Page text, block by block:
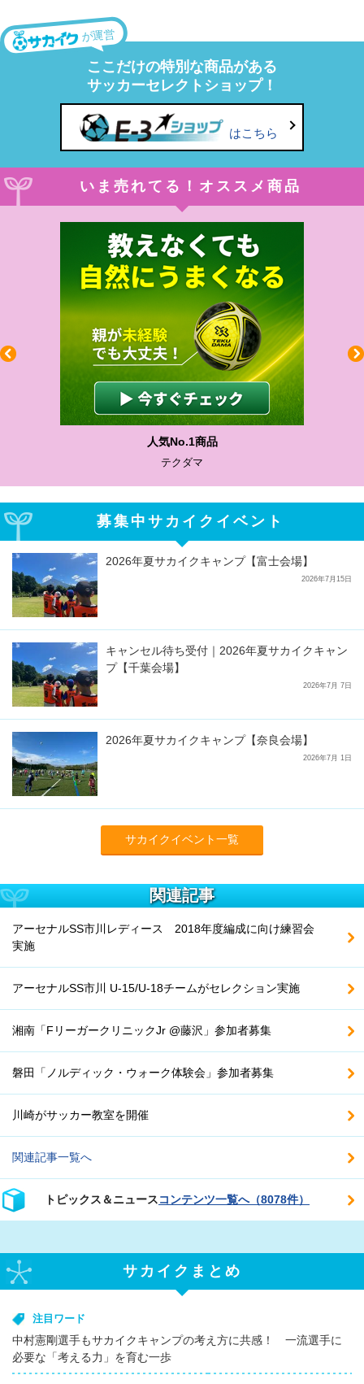
が運営
ここだけの特別な商品がある
サッカーセレクトショップ！
はこちら
いま売れてる！オススメ商品
人気No.1商品
テクダマ
募集中サカイクイベント
2026年夏サカイクキャンプ【富士会場】
2026年7月15日
キャンセル待ち受付｜2026年夏サカイクキャン
プ【千葉会場】
2026年7月 7日
2026年夏サカイクキャンプ【奈良会場】
2026年7月 1日
サカイクイベント一覧
関連記事
アーセナルSS市川レディース 2018年度編成に向け練習会
実施
アーセナルSS市川 U-15/U-18チームがセレクション実施
湘南「FリーガークリニックJr @藤沢」参加者募集
磐田「ノルディック・ウォーク体験会」参加者募集
川崎がサッカー教室を開催
関連記事一覧へ
トピックス＆ニュースコンテンツ一覧へ（8078件）
サカイクまとめ
注目ワード
中村憲剛選手もサカイクキャンプの考え方に共感！ 一流選手に
必要な「考える力」を育む一歩